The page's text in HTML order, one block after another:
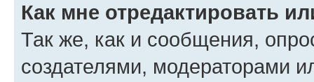
Как мне отредактировать
Так же, как и сообщения,
создателями, модераторами